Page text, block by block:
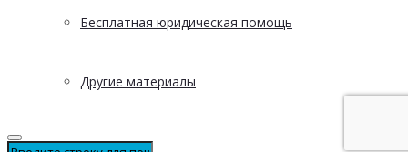
Бесплатная юридическая помощь
Другие материалы